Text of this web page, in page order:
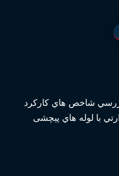
شاخص هاي كاركرد
با لوله هاي پيچشى